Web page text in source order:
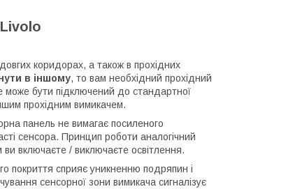
коридорах, а також в прохідних
в іншому, то вам необхідний прохідний
може бути підключений до стандартної
прохідним вимикачем.
панель не вимагає посиленого
сенсора. Принцип роботи аналогічний
включаєте / виключаєте освітлення.
покриття сприяє уникненню подряпин і
сенсорної зони вимикача сигналізує